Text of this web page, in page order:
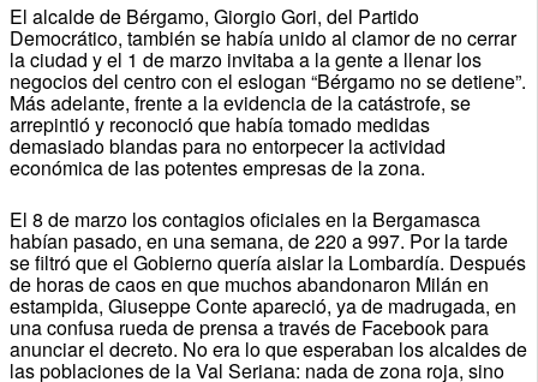
El alcalde de Bérgamo, Giorgio Gori, del Partido
Democrático, también se había unido al clamor de no cerrar
la ciudad y el 1 de marzo invitaba a la gente a llenar los
negocios del centro con el eslogan “Bérgamo no se detiene”.
Más adelante, frente a la evidencia de la catástrofe, se
arrepintió y reconoció que había tomado medidas
demasiado blandas para no entorpecer la actividad
económica de las potentes empresas de la zona.
El 8 de marzo los contagios oficiales en la Bergamasca
habían pasado, en una semana, de 220 a 997. Por la tarde
se filtró que el Gobierno quería aislar la Lombardía. Después
de horas de caos en que muchos abandonaron Milán en
estampida, Giuseppe Conte apareció, ya de madrugada, en
una confusa rueda de prensa a través de Facebook para
anunciar el decreto. No era lo que esperaban los alcaldes de
las poblaciones de la Val Seriana: nada de zona roja, sino